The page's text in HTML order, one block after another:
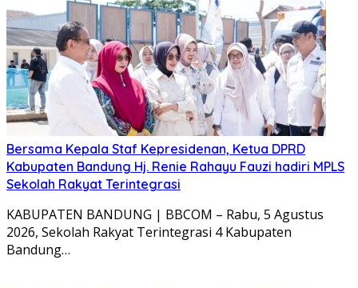
Bersama Kepala Staf Kepresidenan, Ketua DPRD
Kabupaten Bandung Hj. Renie Rahayu Fauzi hadiri MPLS
Sekolah Rakyat Terintegrasi
KABUPATEN BANDUNG | BBCOM – Rabu, 5 Agustus
2026, Sekolah Rakyat Terintegrasi 4 Kabupaten
Bandung…